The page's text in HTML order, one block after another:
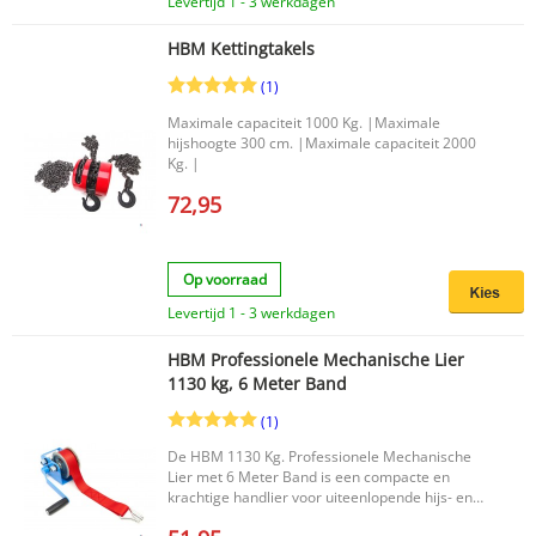
HBM Kettingtakels
(1)
Maximale capaciteit 1000 Kg. |Maximale
hijshoogte 300 cm. |Maximale capaciteit 2000
Kg. |
72,95
Op voorraad
Levertijd 1 - 3 werkdagen
HBM Professionele Mechanische Lier
1130 kg, 6 Meter Band
(1)
De HBM 1130 Kg. Professionele Mechanische
Lier met 6 Meter Band is een compacte en
krachtige handlier voor uiteenlopende hijs- en